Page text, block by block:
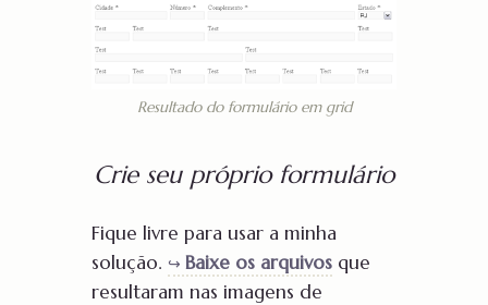
Resultado do formulário em grid
Crie seu próprio formulário
Fique livre para usar a minha
solução.
Baixe os arquivos que
resultaram nas imagens de